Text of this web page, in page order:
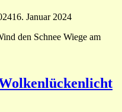
16. Januar 2024
den Schnee Wiege am